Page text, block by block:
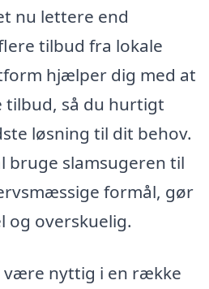
nu lettere end
tilbud fra lokale
hjælper dig med at
så du hurtigt
løsning til dit behov.
bruge slamsugeren til
formål, gør
og overskuelig.
være nyttig i en række